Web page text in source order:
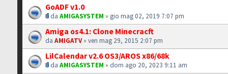
GoADF v1.0
daAMIGASYSTEM » gio mag 02, 2019 7:07 pm
Amiga os4.1: Clone Minecracft
daAMIGATV» ven mag 29, 2015 2:07 pm
LilCalendar v2.6 OS3/AROS x86/68k
daAMIGASYSTEM » dom ago 20, 2023 9:11 am